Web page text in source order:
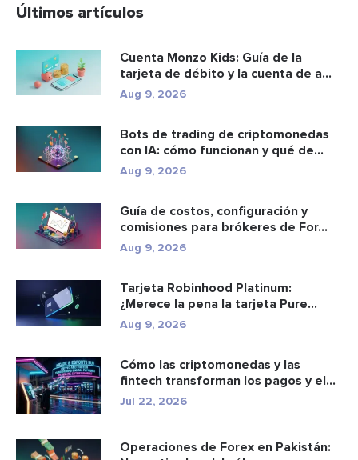
Últimos artículos
Cuenta Monzo Kids: Guía de la
tarjeta de débito y la cuenta de a...
Aug 9, 2026
Bots de trading de criptomonedas
con IA: cómo funcionan y qué de...
Aug 9, 2026
Guía de costos, configuración y
comisiones para brókeres de For...
Aug 9, 2026
Tarjeta Robinhood Platinum:
¿Merece la pena la tarjeta Pure
Plati...
Aug 9, 2026
Cómo las criptomonedas y las
fintech transforman los pagos y el
e...
Jul 22, 2026
Operaciones de Forex en Pakistán: